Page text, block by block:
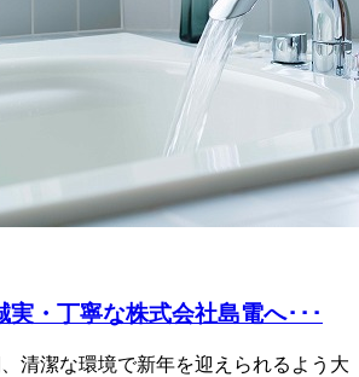
実・丁寧な株式会社島電へ･･･
清潔な環境で新年を迎えられるよう大